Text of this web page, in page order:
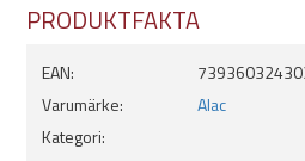
PRODUKTFAKTA
EAN:
Varumärke:
Alac
Kategori: